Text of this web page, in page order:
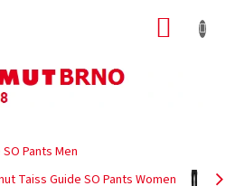
Pants Men
Taiss Guide SO Pants Women